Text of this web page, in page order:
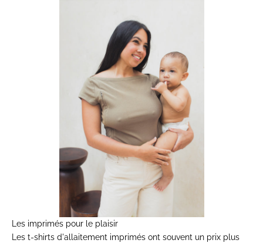
Les imprimés pour le plaisir
Les t-shirts d'allaitement imprimés ont souvent un prix plus